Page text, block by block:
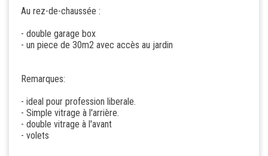
Au rez-de-chaussée :
- double garage box
- un piece de 30m2 avec accès au jardin
Remarques:
- ideal pour profession liberale.
- Simple vitrage à l'arrière.
- double vitrage à l'avant
- volets